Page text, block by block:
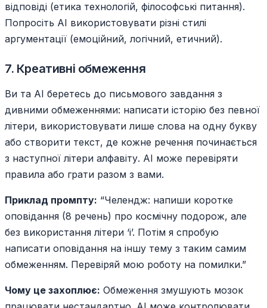
відповіді (етика технологій, філософські питання).
Попросіть AI використовувати різні стилі
аргументації (емоційний, логічний, етичний).
7. Креативні обмеження
Ви та AI беретесь до письмового завдання з
дивними обмеженнями: написати історію без певної
літери, використовувати лише слова на одну букву
або створити текст, де кожне речення починається
з наступної літери алфавіту. AI може перевіряти
правила або грати разом з вами.
Приклад промпту: “Челендж: напиши коротке
оповідання (8 речень) про космічну подорож, але
без використання літери ‘і’. Потім я спробую
написати оповідання на іншу тему з таким самим
обмеженням. Перевіряй мою роботу на помилки.”
Чому це захоплює: Обмеження змушують мозок